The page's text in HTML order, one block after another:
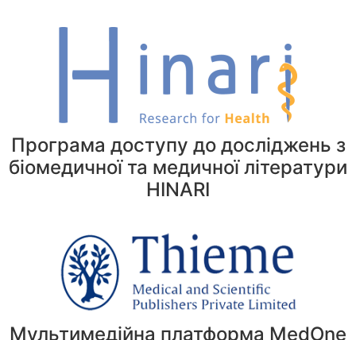
Програма доступу до досліджень з
біомедичної та медичної літератури
HINARI
Мультимедійна платформа MedOne